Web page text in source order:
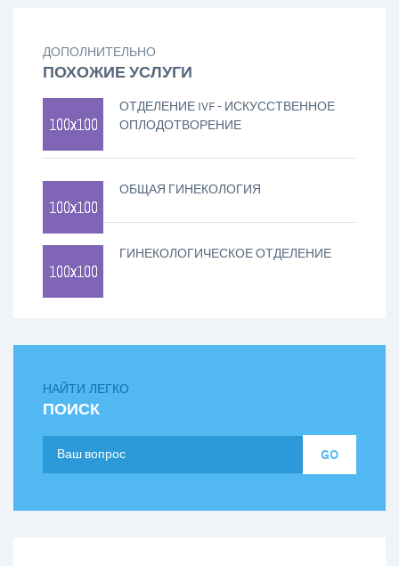
ДОПОЛНИТЕЛЬНО
ПОХОЖИЕ УСЛУГИ
ОТДЕЛЕНИЕ IVF - ИСКУССТВЕННОЕ
ОПЛОДОТВОРЕНИЕ
ОБЩАЯ ГИНЕКОЛОГИЯ
ГИНЕКОЛОГИЧЕСКОЕ ОТДЕЛЕНИЕ
НАЙТИ ЛЕГКО
ПОИСК